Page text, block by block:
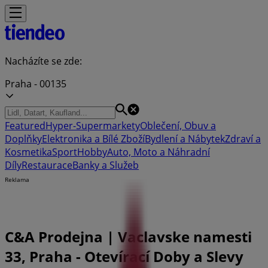
Nacházíte se zde:
Praha - 00135
FeaturedHyper-SupermarketyOblečení, Obuv a
DoplňkyElektronika a Bílé ZbožíBydlení a NábytekZdraví a
KosmetikaSportHobbyAuto, Moto a Náhradní
DílyRestauraceBanky a Služeb
Reklama
C&A Prodejna | Vaclavske namesti
33, Praha - Otevírací Doby a Slevy